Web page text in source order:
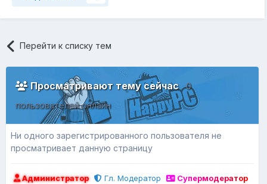
Перейти к списку тем
Просматривают тему сейчас0
пользователей онлайн
Ни одного зарегистрированного пользователя не
просматривает данную страницу
Администратор Гл. Модератор
Супермодератор